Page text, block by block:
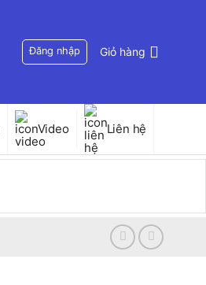
Đăng nhập Giỏ hàng
Video Liên hệ